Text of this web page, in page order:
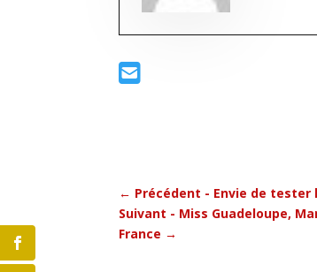
← Précédent - Envie de tester
Suivant - Miss Guadeloupe,
France →